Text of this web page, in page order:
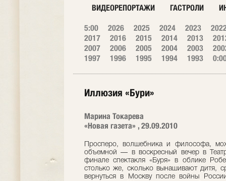
ВИДЕОРЕПОРТАЖИ ГАСТРОЛИ
5:00 2026 2025 2024 2023
2017
2016 2015 2014 2013
2007
2006 2005 2004 2003
1997
1996 1995 1994 1993
Иллюзия «Бури»
Марина Токарева
«Новая газета» , 29.09.2010
Просперо, волшебника и философа,
объемной — в воскресный вечер в
финале спектакля «Буря» в облике
столько же, сколько вынашивают дитя,
вернуться в Москву после войны